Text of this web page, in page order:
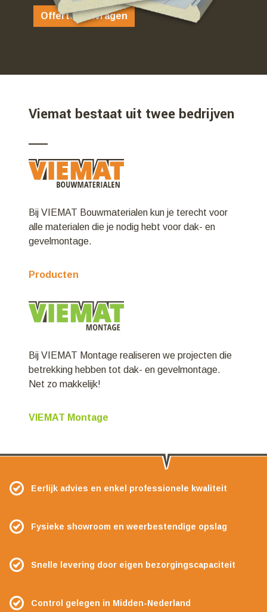
Offerte aanvragen
Viemat bestaat uit twee bedrijven
Bij VIEMAT Bouwmaterialen kun je terecht voor
alle materialen die je nodig hebt voor dak- en
gevelmontage.
Producten
Bij VIEMAT Montage realiseren we projecten die
betrekking hebben tot dak- en gevelmontage.
Net zo makkelijk!
VIEMAT Montage
Eerlijk advies en enkel professionele kwaliteit
Fysieke showroom en weerbestendige opslag
Snelle levering door eigen bezorgingscapaciteit
Control gelegen in Midden-Nederland